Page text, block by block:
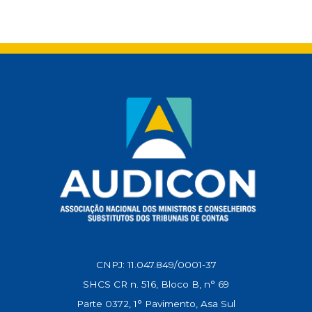
em Ciências Contábeis e Direito. Sua
trajetória no Tribunal de Contas de
Rondônia teve início em 1995, quando
ingressou como Auditor de Controle
Externo, cargo que exerceu por 15 anos. Em
2011, foi aprovado em concurso público de
provas e títulos para o cargo de
de sua carreira, também atuou como
professor universitário e autor de
Contas do Estado de Minas Gerais (TCE-MG).
Tribunal Pleno realizada em 8 de julho
deste ano. No entanto, o magistrado
entendeu que não existe proibição
tribunal de contas mineiro, que impeça essa
participação quando o Conselheiro
Substituto estiver exercendo, de forma
titular. Por isso, manteve os efeitos da
votação e da lista tríplice aprovada pelo
Pleno. Na decisão, o desembargador destaca
CNPJ: 11.047.849/0001-37
SHCS CR n. 516, Bloco B, n° 69
Parte 0372, 1° Pavimento, Asa Sul